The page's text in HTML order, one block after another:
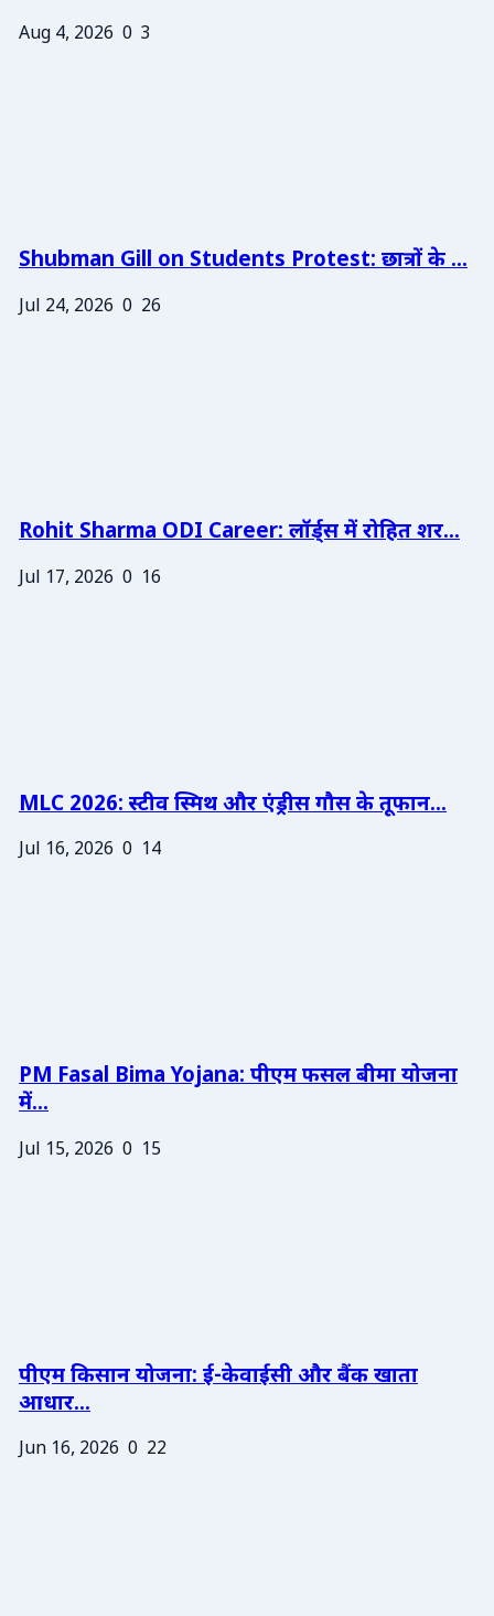
Aug 4, 2026 0 3
Shubman Gill on Students Protest: छात्रों के ...
Jul 24, 2026 0 26
Rohit Sharma ODI Career: लॉर्ड्स में रोहित शर...
Jul 17, 2026 0 16
MLC 2026: स्टीव स्मिथ और एंड्रीस गौस के तूफान...
Jul 16, 2026 0 14
PM Fasal Bima Yojana: पीएम फसल बीमा योजना
में...
Jul 15, 2026 0 15
पीएम किसान योजना: ई-केवाईसी और बैंक खाता
आधार...
Jun 16, 2026 0 22